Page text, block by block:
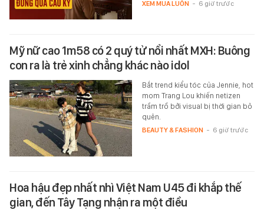
XEM MUA LUÔN - 6 giờ trước
Mỹ nữ cao 1m58 có 2 quý tử nổi nhất MXH: Buông
con ra là trẻ xinh chẳng khác nào idol
Bắt trend kiểu tóc của Jennie, hot
mom Trang Lou khiến netizen
trầm trồ bởi visual bị thời gian bỏ
quên.
BEAUTY & FASHION - 6 giờ trước
Hoa hậu đẹp nhất nhì Việt Nam U45 đi khắp thế
gian, đến Tây Tạng nhận ra một điều